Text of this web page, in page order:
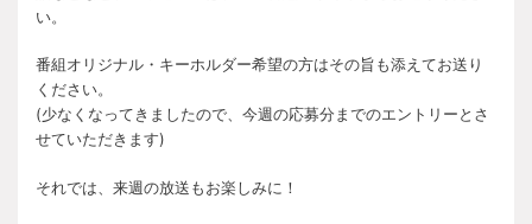
い。
番組オリジナル・キーホルダー希望の方はその旨も添えてお送り
ください。
(少なくなってきましたので、今週の応募分までのエントリーとさ
せていただきます)
それでは、来週の放送もお楽しみに！